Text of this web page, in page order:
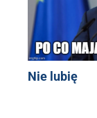
Nie lubię